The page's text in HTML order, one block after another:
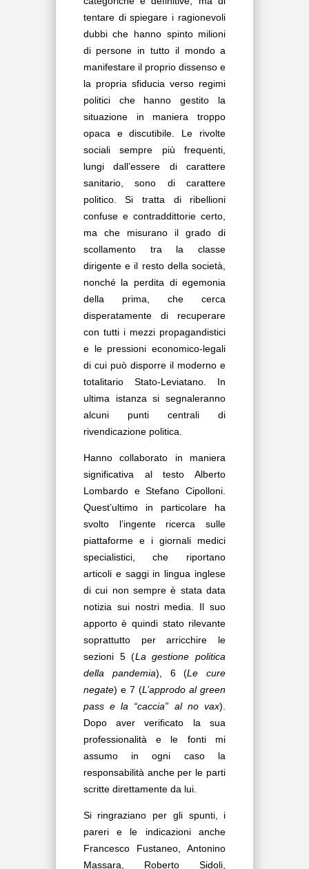
tentare di spiegare i ragionevoli
dubbi che hanno spinto milioni
di persone in tutto il mondo a
manifestare il proprio dissenso e
la propria sfiducia verso regimi
politici che hanno gestito la
situazione in maniera troppo
opaca e discutibile. Le rivolte
sociali sempre più frequenti,
lungi dall’essere di carattere
sanitario, sono di carattere
politico. Si tratta di ribellioni
confuse e contraddittorie certo,
ma che misurano il grado di
scollamento tra la classe
dirigente e il resto della società,
nonché la perdita di egemonia
della prima, che cerca
disperatamente di recuperare
con tutti i mezzi propagandistici
e le pressioni economico-legali
di cui può disporre il moderno e
totalitario Stato-Leviatano. In
ultima istanza si segnaleranno
alcuni punti centrali di
rivendicazione politica.
Hanno collaborato in maniera
significativa al testo Alberto
Lombardo e Stefano Cipolloni.
Quest’ultimo in particolare ha
svolto l’ingente ricerca sulle
piattaforme e i giornali medici
specialistici, che riportano
articoli e saggi in lingua inglese
di cui non sempre è stata data
notizia sui nostri media. Il suo
apporto è quindi stato rilevante
soprattutto per arricchire le
sezioni 5 (La gestione politica
della pandemia), 6 (Le cure
negate) e 7 (L’approdo al green
pass e la “caccia” al no vax).
Dopo aver verificato la sua
professionalità e le fonti mi
assumo in ogni caso la
responsabilità anche per le parti
scritte direttamente da lui.
Si ringraziano per gli spunti, i
pareri e le indicazioni anche
Francesco Fustaneo, Antonino
Massara, Roberto Sidoli,